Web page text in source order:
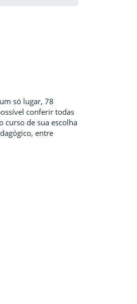
só lugar, 78
conferir todas
curso de sua escolha
entre